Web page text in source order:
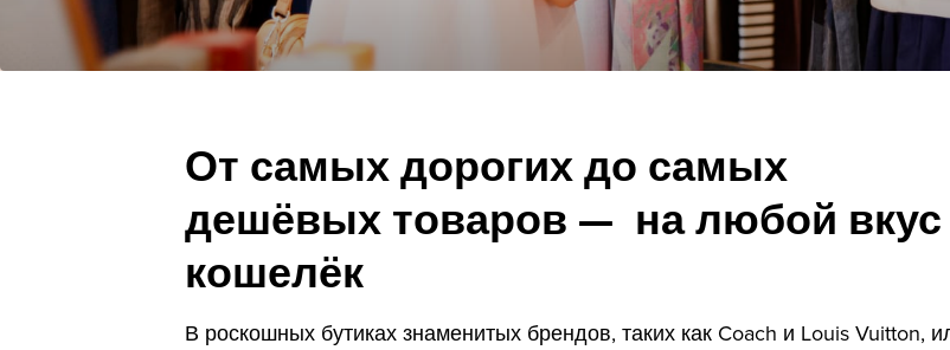
От самых дорогих до самых
дешёвых товаров — на любой вкус
кошелёк
В роскошных бутиках знаменитых брендов, таких как Coach и Louis Vuitton,